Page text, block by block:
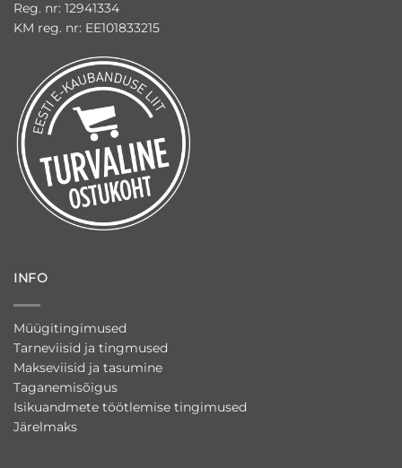
Reg. nr: 12941334
KM reg. nr: EE101833215
INFO
Müügitingimused
Tarneviisid ja tingmused
Makseviisid ja tasumine
Taganemisõigus
Isikuandmete töötlemise tingimused
Järelmaks